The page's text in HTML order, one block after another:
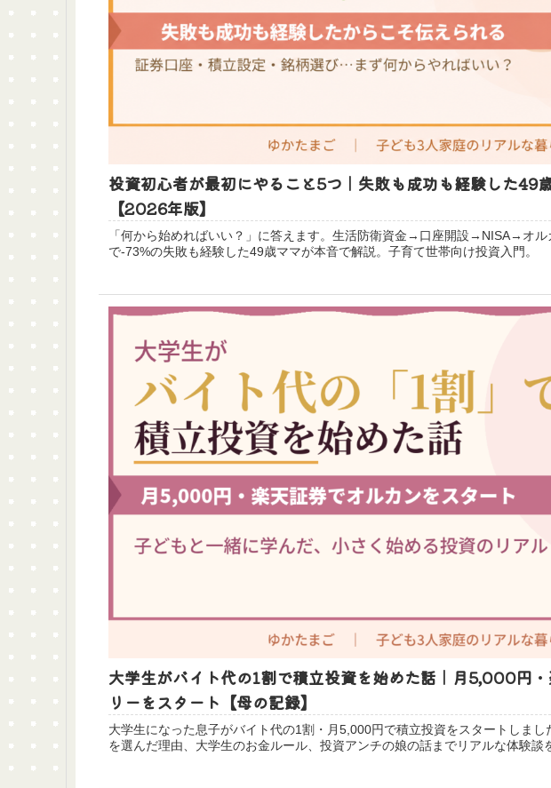
投資初心者が最初にやること5つ｜失敗も成功も経験した49
【2026年版】
「何から始めればいい？」に答えます。生活防衛資金→口座開設→NISA→オル
で-73%の失敗も経験した49歳ママが本音で解説。子育て世帯向け投資入門。
大学生がバイト代の1割で積立投資を始めた話｜月5,000円
リーをスタート【母の記録】
大学生になった息子がバイト代の1割・月5,000円で積立投資をスタートしま
を選んだ理由、大学生のお金ルール、投資アンチの娘の話までリアルな体験談